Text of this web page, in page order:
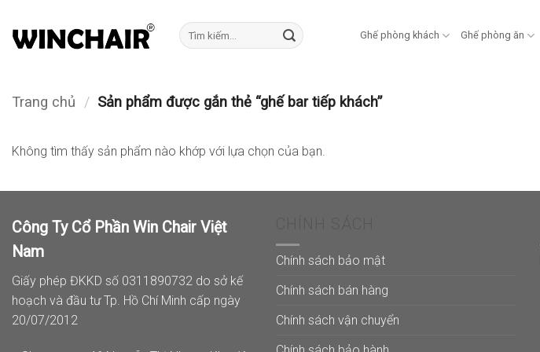
qua
Tìm
kiếm:
Ghế phòng khách Ghế phòng ăn
Trang chủ / Sản phẩm được gắn thẻ “ghế bar tiếp khách”
Không tìm thấy sản phẩm nào khớp với lựa chọn của bạn.
Công Ty Cổ Phần Win Chair Việt
Nam
Giấy phép ĐKKD số 0311890732 do sở kế
hoạch và đầu tư Tp. Hồ Chí Minh cấp ngày
20/07/2012
Chính sách bảo mật
Chính sách bán hàng
Chính sách vận chuyển